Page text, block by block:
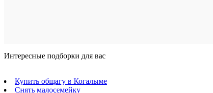
Интересные подборки для вас
Купить общагу в Когалыме
Снять малосемейку